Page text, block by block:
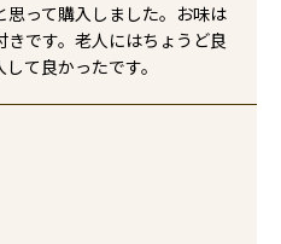
って購入しました。お味は
です。老人にはちょうど良
て良かったです。